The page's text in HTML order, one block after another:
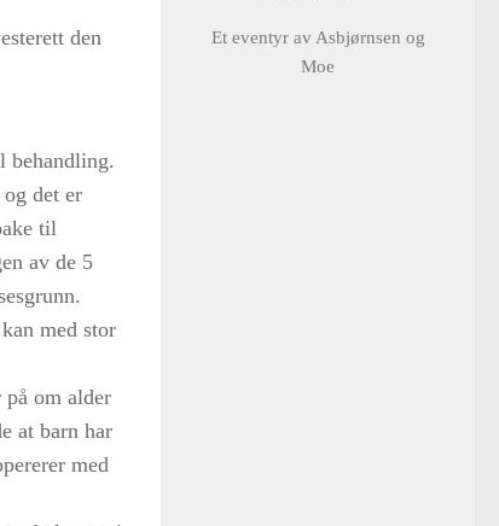
den
behandling.
det er
til
av de 5
med stor
om alder
at barn har
med
Et eventyr av Asbjørnsen og
Moe